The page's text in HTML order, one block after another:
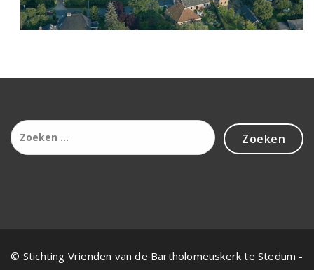
Zoeken
naar:
© Stichting Vrienden van de Bartholomeuskerk te Stedum -